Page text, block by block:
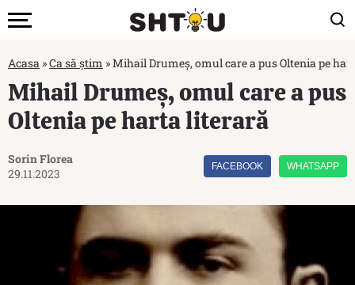
Acasa »Ca să știm »Mihail Drumeș, omul care a pus Oltenia pe
Mihail Drumeș, omul care a pus
Oltenia pe harta literară
Sorin Florea
29.11.2023
FACEBOOK WHATSAPP